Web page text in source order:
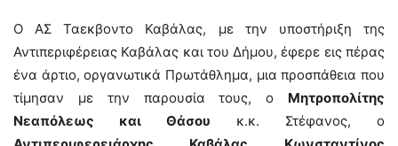
Ο ΑΣ Ταεκβοντο Καβάλας, με την υποστήριξη της
Αντιπεριφέρειας Καβάλας και του Δήμου, έφερε εις πέρας
ένα άρτιο, οργανωτικά Πρωτάθλημα, μια προσπάθεια που
τίμησαν με την παρουσία τους, ο Μητροπολίτης
Νεαπόλεως και Θάσου κ.κ. Στέφανος, ο